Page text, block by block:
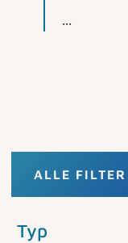
...
ALLE
Typ